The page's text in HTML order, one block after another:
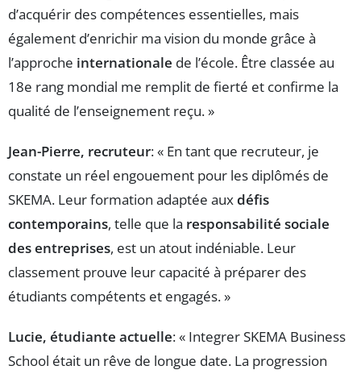
d’acquérir des compétences essentielles, mais
également d’enrichir ma vision du monde grâce à
l’approche internationale de l’école. Être classée au
18e rang mondial me remplit de fierté et confirme la
qualité de l’enseignement reçu. »
Jean-Pierre, recruteur: « En tant que recruteur, je
constate un réel engouement pour les diplômés de
SKEMA. Leur formation adaptée auxdéfis
contemporains, telle que la responsabilité sociale
des entreprises, est un atout indéniable. Leur
classement prouve leur capacité à préparer des
étudiants compétents et engagés. »
Lucie, étudiante actuelle: « Integrer SKEMA Business
School était un rêve de longue date. La progression